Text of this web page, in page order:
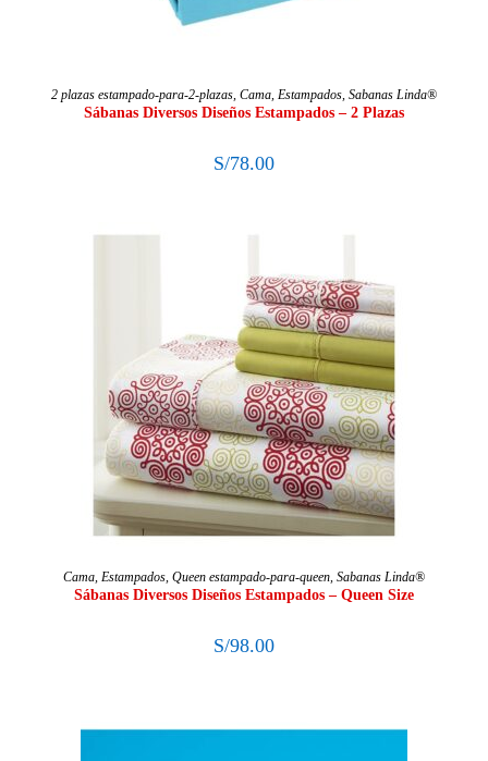
SELECCIONAR OPCIONES
2 plazas estampado-para-2-plazas, Cama, Estampados, Sabanas Linda®
Sábanas Diversos Diseños Estampados – 2 Plazas
S/78.00
SELECCIONAR OPCIONES
Cama, Estampados, Queen estampado-para-queen, Sabanas Linda®
Sábanas Diversos Diseños Estampados – Queen Size
S/98.00